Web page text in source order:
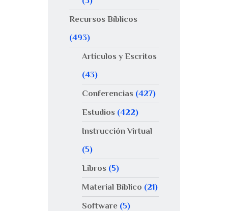
Recursos Bíblicos
(493)
Artículos y Escritos
(43)
Conferencias (427)
Estudios (422)
Instrucción Virtual
(5)
Libros (5)
Material Bíblico (21)
Software(5)